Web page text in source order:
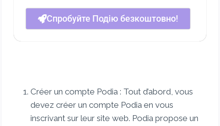
Спробуйте Подію безкоштовно!
Créer un compte Podia : Tout d’abord, vous
devez créer un compte Podia en vous
inscrivant sur leur site web. Podia propose un